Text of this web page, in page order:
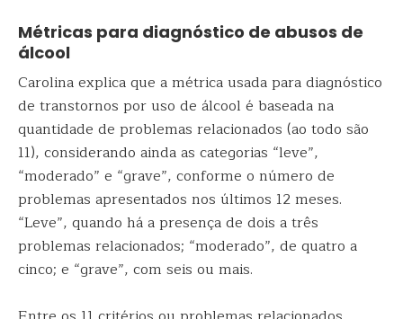
Métricas para diagnóstico de abusos de
álcool
Carolina explica que a métrica usada para diagnóstico
de transtornos por uso de álcool é baseada na
quantidade de problemas relacionados (ao todo são
11), considerando ainda as categorias “leve”,
“moderado” e “grave”, conforme o número de
problemas apresentados nos últimos 12 meses.
“Leve”, quando há a presença de dois a três
problemas relacionados; “moderado”, de quatro a
cinco; e “grave”, com seis ou mais.